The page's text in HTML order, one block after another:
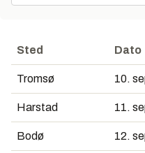
Sted Dato
Tromsø 10.
Harstad 11.
Bodø 12.